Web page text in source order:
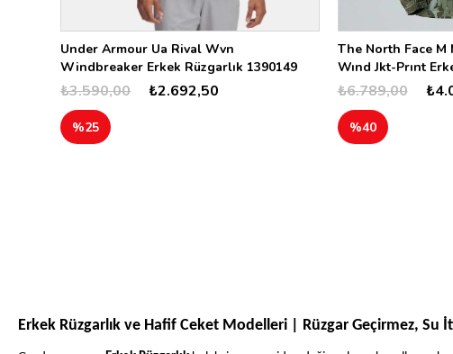
Under Armour Ua Rival Wvn
Windbreaker Erkek Rüzgarlık 1390149
₺2.692,50
₺3.590,00
%25
The North Face M
Wınd Jkt-Prınt
₺6.789,00
%40
Erkek Rüzgarlık ve Hafif Ceket Modelleri | Rüzgar Geçirmez, Su